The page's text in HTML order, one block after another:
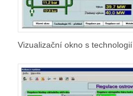
Vizualizační okno s technologií